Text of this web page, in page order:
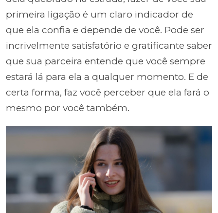
primeira ligação é um claro indicador de
que ela confia e depende de você. Pode ser
incrivelmente satisfatório e gratificante saber
que sua parceira entende que você sempre
estará lá para ela a qualquer momento. E de
certa forma, faz você perceber que ela fará o
mesmo por você também.